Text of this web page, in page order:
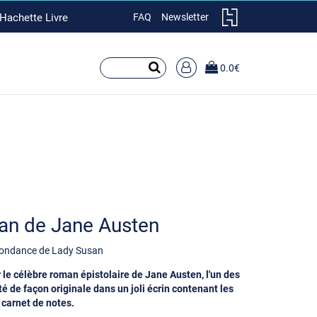
Livre FAQ Newsletter
RECHERCHER
SUR
LE
0.0€
de Jane Austen
de Lady Susan
célèbre roman épistolaire de Jane Austen, l 'un des
de façon originale dans un joli écrin contenant les
de notes.